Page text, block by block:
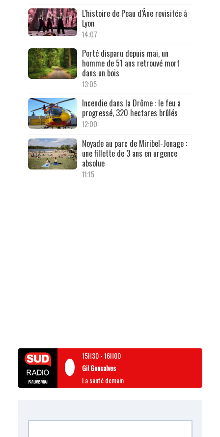
L'histoire de Peau d’Âne revisitée à
Lyon
14:07
Porté disparu depuis mai, un
homme de 51 ans retrouvé mort
dans un bois
13:05
Incendie dans la Drôme : le feu a
progressé, 320 hectares brûlés
12:00
Noyade au parc de Miribel-Jonage :
une fillette de 3 ans en urgence
absolue
11:15
15H30-16H00
Gil Goncalves
La santé demain